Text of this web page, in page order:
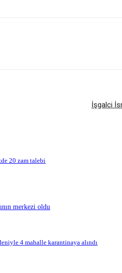
İşgalci
20 zam talebi
4 mahalle karantinaya alındı
merkezi oldu